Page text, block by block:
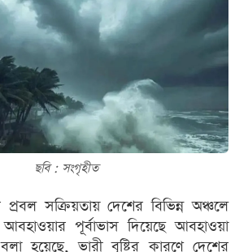
ছবি : সংগৃহীত
সক্রিয়তায় দেশের বিভিন্ন অঞ্চলে
আবহাওয়ার পূর্বাভাস দিয়েছে আবহাওয়া
হয়েছে, ভারী বৃষ্টির কারণে দেশের